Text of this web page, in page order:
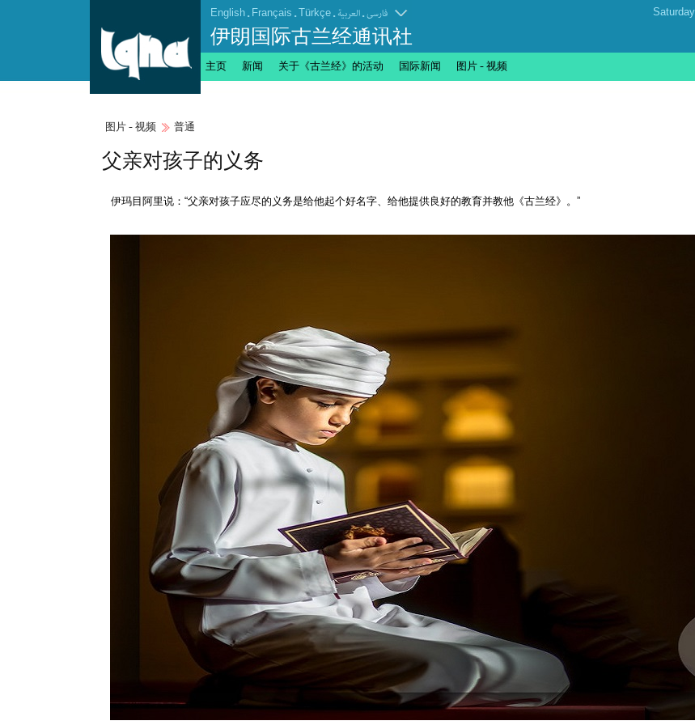
English . Français . Türkçe . العربیة.فارسی
伊朗国际古兰经通讯社
主页 新闻 关于《古兰经》的活动 国际新闻 图片 - 视频
图片 - 视频 普通
父亲对孩子的义务
伊玛目阿里说：“父亲对孩子应尽的义务是给他起个好名字、给他提供良好的教育并教他《古兰经》。”